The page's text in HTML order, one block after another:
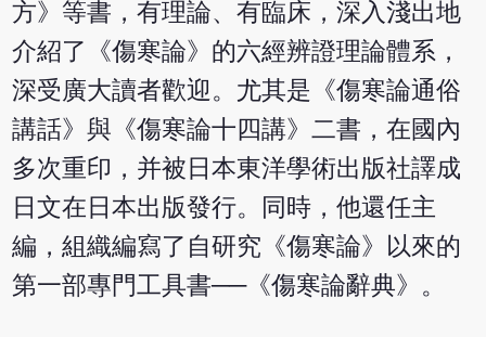
方》等書，有理論、有臨床，深入淺出地
介紹了《傷寒論》的六經辨證理論體系，
深受廣大讀者歡迎。尤其是《傷寒論通俗
講話》與《傷寒論十四講》二書，在國內
多次重印，并被日本東洋學術出版社譯成
日文在日本出版發行。同時，他還任主
編，組織編寫了自研究《傷寒論》以來的
第一部專門工具書──《傷寒論辭典》。